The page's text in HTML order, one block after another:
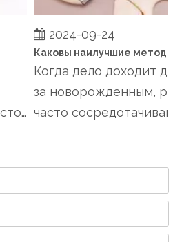
2024-09-24
Когда дело доходит до
за новорожденным,
часто